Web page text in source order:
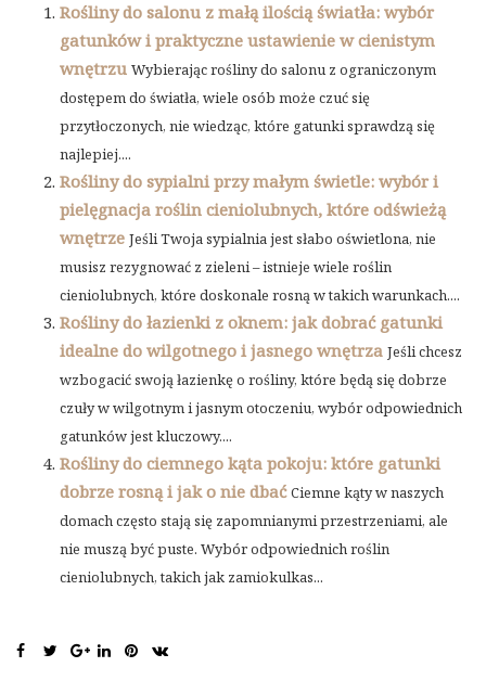
Rośliny do salonu z małą ilością światła: wybór
gatunków i praktyczne ustawienie w cienistym
wnętrzu Wybierając rośliny do salonu z ograniczonym
dostępem do światła, wiele osób może czuć się
przytłoczonych, nie wiedząc, które gatunki sprawdzą się
najlepiej....
Rośliny do sypialni przy małym świetle: wybór i
pielęgnacja roślin cieniolubnych, które odświeżą
wnętrze Jeśli Twoja sypialnia jest słabo oświetlona, nie
musisz rezygnować z zieleni – istnieje wiele roślin
cieniolubnych, które doskonale rosną w takich warunkach....
Rośliny do łazienki z oknem: jak dobrać gatunki
idealne do wilgotnego i jasnego wnętrza Jeśli chcesz
wzbogacić swoją łazienkę o rośliny, które będą się dobrze
czuły w wilgotnym i jasnym otoczeniu, wybór odpowiednich
gatunków jest kluczowy....
Rośliny do ciemnego kąta pokoju: które gatunki
dobrze rosną i jak o nie dbać Ciemne kąty w naszych
domach często stają się zapomnianymi przestrzeniami, ale
nie muszą być puste. Wybór odpowiednich roślin
cieniolubnych, takich jak zamiokulkas...